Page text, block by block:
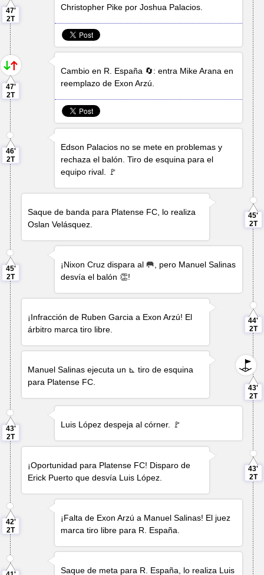
47'
2T
Christopher Pike porJoshua Palacios
47'
2T
Cambio en R. España 🔄: entra Mike Arana en
reemplazo de Exon Arzú
46'
2T
Edson Palacios no se mete en problemas y
rechaza el balón. Tiro de esquina para el
equipo rival. 🚩
Saque de banda para Platense FC, lo realiza
Oslan Velásquez
45'
2T
45'
2T
¡Nixon Cruz dispara al 🥅, pero Manuel Salinas
desvía el balón 👏!
¡Infracción de Ruben Garcia a Exon Arzú! El
árbitro marca tiro libre.
44'
2T
Manuel Salinas ejecuta un ⊾ tiro de esquina
para Platense FC.
43'
2T
43'
2T
Luis López despeja al córner. 🚩
¡Oportunidad para Platense FC! Disparo de
Erick Puerto que desvía Luis López
43'
2T
42'
2T
¡Falta de Exon Arzú a Manuel Salinas! El juez
marca tiro libre para R. España.
Saque de meta para R. España, lo realiza Luis